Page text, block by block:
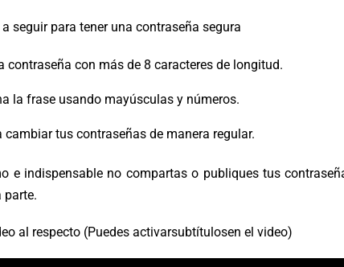
seguir para tener una contraseña segura
contraseña con más de 8 caracteres de longitud.
la frase usando mayúsculas y números.
cambiar tus contraseñas de manera regular.
e indispensable no compartas o publiques tus
parte.
al respecto (Puedes activarsubtítulosen el video)